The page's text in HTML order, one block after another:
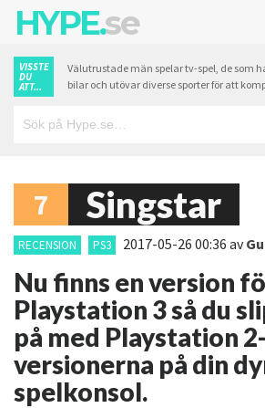
HYPE.se
VISSTE
DU
ATT...
Välutrustade män spelar tv-spel, de som
bilar och utövar diverse sporter för att
7 Singstar
RECENSION PS3 2017-05-26 00:36 av
Nu finns en version
Playstation 3 så du
på med Playstation 2-
versionerna på din
spelkonsol.